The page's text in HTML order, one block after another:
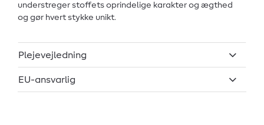
understreger stoffets oprindelige karakter og ægthed
og gør hvert stykke unikt.
Plejevejledning
EU-ansvarlig